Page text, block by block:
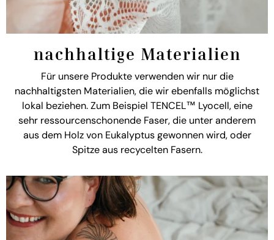
nachhaltige Materialien
Für unsere Produkte verwenden wir nur die
nachhaltigsten Materialien, die wir ebenfalls möglichst
lokal beziehen. Zum Beispiel TENCEL™ Lyocell, eine
sehr ressourcenschonende Faser, die unter anderem
aus dem Holz von Eukalyptus gewonnen wird, oder
Spitze aus recycelten Fasern.